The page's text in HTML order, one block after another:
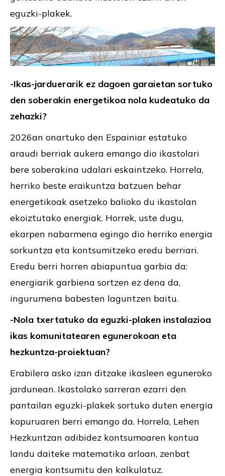
eguzki-plakek.
-Ikas-jarduerarik ez dagoen garaietan sortuko
den soberakin energetikoa nola kudeatuko da
zehazki?
2026an onartuko den Espainiar estatuko
araudi berriak aukera emango dio ikastolari
bere soberakina udalari eskaintzeko. Horrela,
herriko beste eraikuntza batzuen behar
energetikoak asetzeko balioko du ikastolan
ekoiztutako energiak. Horrek, uste dugu,
ekarpen nabarmena egingo dio herriko energia
sorkuntza eta kontsumitzeko eredu berriari.
Eredu berri horren abiapuntua garbia da:
energiarik garbiena sortzen ez dena da,
ingurumena babesten laguntzen baitu.
-Nola txertatuko da eguzki-plaken instalazioa
ikas komunitatearen egunerokoan eta
hezkuntza-proiektuan?
Erabilera asko izan ditzake ikasleen eguneroko
jardunean. Ikastolako sarreran ezarri den
pantailan eguzki-plakek sortuko duten energia
kopuruaren berri emango da. Horrela, Lehen
Hezkuntzan adibidez kontsumoaren kontua
landu daiteke matematika arloan, zenbat
energia kontsumitu den kalkulatuz.